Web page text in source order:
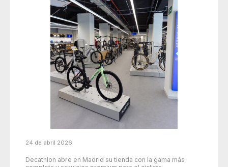
24 de abril 2026
Decathlon abre en Madrid su tienda con la gama más